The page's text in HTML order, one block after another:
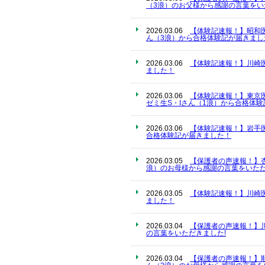
（3浪）のお父様から感謝の言葉を
2026.03.06
【体験記速報！】昭
ん（3浪）から合格体験記が届きま
2026.03.06
【体験記速報！】川
ました！
2026.03.06
【体験記速報！】東
ゼミ生S・Iさん（1浪）から合格体
2026.03.06
【体験記速報！】岩
合格体験記が届きました！
2026.03.05
【保護者の声速報！
浪）のお母様から感謝の言葉をいた
2026.03.05
【体験記速報！】川
ました！
2026.03.04
【保護者の声速報！
の言葉をいただきました!
2026.03.04
【保護者の声速報！